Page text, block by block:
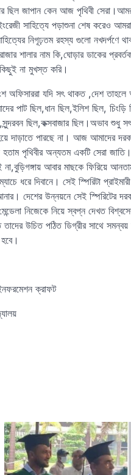
ছিল জাপান কেন আজ পৃথিবী
সাহিত্যে পড়াশুনা শেষ করেও
নিগূঢ়তম রহস্য গুলো নখদর্পণে
শালার নাম কি,ঘোড়ার ডাকের
না মুখস্ত করি।
অফিসাররা যদি সৎ থাকত ,দেশ
ছিল,ধান ছিল,ইলিশ ছিল, চিংড়ি
ছিল,কক্সবাজার ছিল।অভাব
দাড়াতে পারছে না। আজ আমাদের
হতাম পৃথিবীর অন্যতম একটি সেরা
আবার মাছকে ফিরিয়ে
ধরে দিবানে। সেই স্পিরিটা
দেশের উন্নয়নে সেই স্পিরিটের
নিজেকে নিয়ে স্বপ্ন দেখত
তাদের উচিত পঠিত ডিগ্রীর সাথে
ইনফরমেশন ক্রাফট